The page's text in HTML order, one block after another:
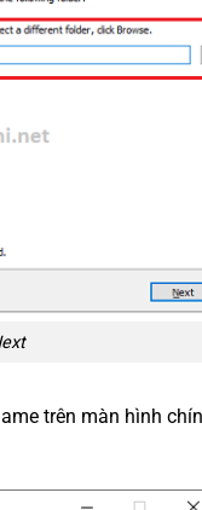
trên màn hình